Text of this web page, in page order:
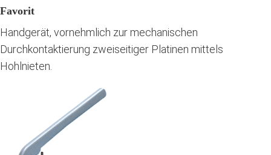
Favorit
Handgerät, vornehmlich zur mechanischen
Durchkontaktierung zweiseitiger Platinen mittels
Hohlnieten.